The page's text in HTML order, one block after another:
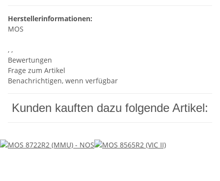
Herstellerinformationen:
MOS
, ,
Bewertungen
Frage zum Artikel
Benachrichtigen, wenn verfügbar
Kunden kauften dazu folgende Artikel: